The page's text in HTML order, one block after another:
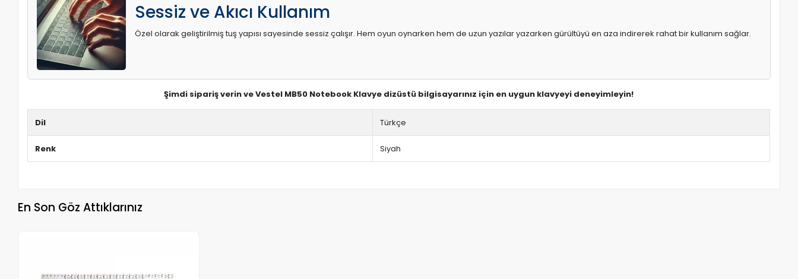
Sessiz ve Akıcı Kullanım
Özel olarak geliştirilmiş tuş yapısı sayesinde sessiz çalışır. Hem oyun oynarken hem de uzun yazılar yazarken gürültüyü en aza indirerek rahat bir kullanım sağlar.
Şimdi sipariş verin ve Vestel MB50 Notebook Klavye dizüstü bilgisayarınız için en uygun klavyeyi deneyimleyin!
Dil Türkçe
Renk Siyah
En Son Göz Attıklarınız